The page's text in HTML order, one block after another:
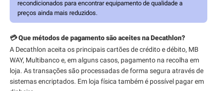
recondicionados para encontrar equipamento de qualidade a
preços ainda mais reduzidos.
💳 Que métodos de pagamento são aceites na Decathlon?
A Decathlon aceita os principais cartões de crédito e débito, MB
WAY, Multibanco e, em alguns casos, pagamento na recolha em
loja. As transações são processadas de forma segura através de
sistemas encriptados. Em loja física também é possível pagar em